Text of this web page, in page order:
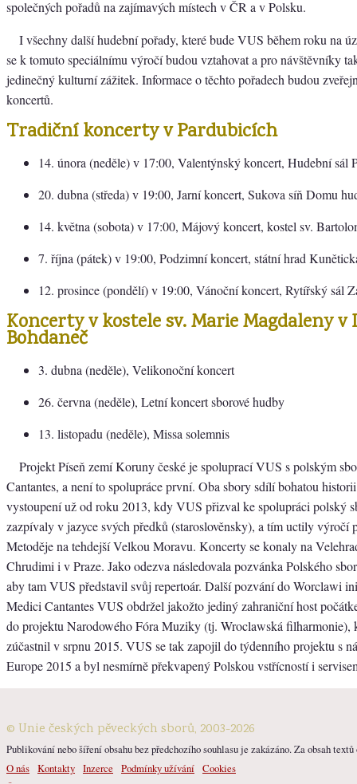
společných pořadů na zajímavých místech v ČR a v Polsku.
I všechny další hudební pořady, které bude VUS během roku na
se k tomuto speciálnímu výročí budou vztahovat a pro návštěvníky
jedinečný kulturní zážitek. Informace o těchto pořadech budou
koncertů.
Tradiční koncerty v Pardubicích
14. února (neděle) v 17:00, Valentýnský koncert, Hudební sál
20. dubna (středa) v 19:00, Jarní koncert, Sukova síň Domu
14. května (sobota) v 17:00, Májový koncert, kostel sv.
7. října (pátek) v 19:00, Podzimní koncert, státní hrad
12. prosince (pondělí) v 19:00, Vánoční koncert, Rytířský sál
Koncerty v kostele sv. Marie Magdaleny v
Bohdaneč
3. dubna (neděle), Velikonoční koncert
26. června (neděle), Letní koncert sborové hudby
13. listopadu (neděle), Missa solemnis
Projekt Píseň zemí Koruny české je spoluprací VUS s polským
Cantantes, a není to spolupráce první. Oba sbory sdílí bohatou
vystoupení už od roku 2013, kdy VUS přizval ke spolupráci polský
zazpívaly v jazyce svých předků (staroslověnsky), a tím uctily výročí
Metoděje na tehdejší Velkou Moravu. Koncerty se konaly na
Chrudimi i v Praze. Jako odezva následovala pozvánka Polského
aby tam VUS představil svůj repertoár. Další pozvání do Worclawi
Medici Cantantes VUS obdržel jakožto jediný zahraniční host
do projektu Narodowého Fóra Muziky (tj. Wroclawská filharmonie),
zúčastnil v srpnu 2015. VUS se tak zapojil do týdenního projektu s
Europe 2015 a byl nesmírně překvapený Polskou vstřícností i
© Unie českých pěveckých sborů, 2003-2026
Publikování nebo šíření obsahu bez předchozího souhlasu je zakázáno. Za obsah
O nás Kontakty Inzerce Podmínky užívání Cookies